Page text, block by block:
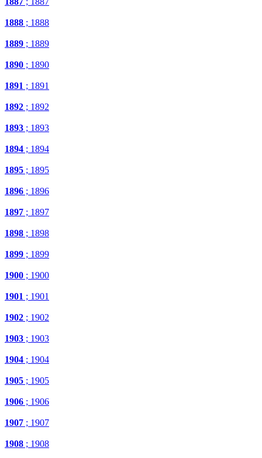
1888 ; 1888
1889 ; 1889
1890 ; 1890
1891 ; 1891
1892 ; 1892
1893 ; 1893
1894 ; 1894
1895 ; 1895
1896 ; 1896
1897 ; 1897
1898 ; 1898
1899 ; 1899
1900 ; 1900
1901 ; 1901
1902 ; 1902
1903 ; 1903
1904 ; 1904
1905 ; 1905
1906 ; 1906
1907 ; 1907
1908 ; 1908